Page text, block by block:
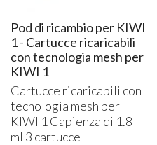
Pod di ricambio per KIWI
1 - Cartucce ricaricabili
con tecnologia mesh per
KIWI 1
Cartucce ricaricabili con
tecnologia mesh per
KIWI 1 Capienza di 1.8
ml 3 cartucce